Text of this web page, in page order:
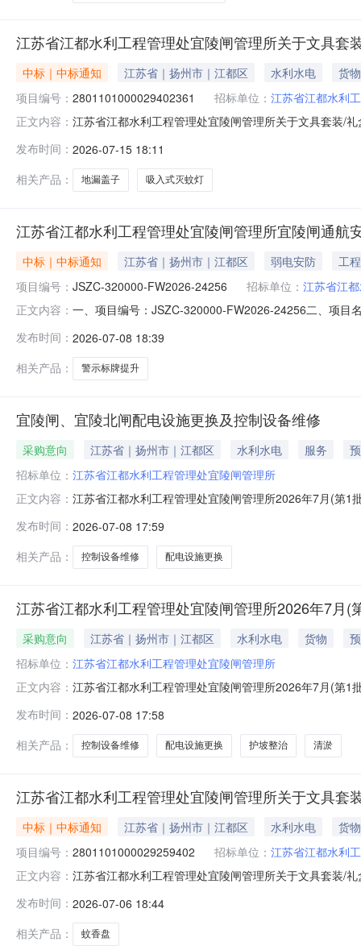
江苏省江都水利工程管理处宜陵闸管理所关于文具套
中标｜中标通知 江苏省｜扬州市｜江都区 水利水电
货物
项目编号： 2801101000029402361 招标单位： 江苏省江都水利
正文内容： 江苏省江都水利工程管理处宜陵闸管理所关于文具套装/
系电话:/采购计划信息：序号采购计划文号信息采购计
发布时间： 2026-07-15 18:11
相关产品：
地漏盖子 吸入式灭蚊灯
江苏省江都水利工程管理处宜陵闸管理所宜陵闸通航
中标｜中标通知 江苏省｜扬州市｜江都区 弱电安防
工程
项目编号： JSZC-320000-FW2026-24256 招标单位： 江苏省江
正文内容： 一、项目编号：JSZC-320000-FW2026-24256二、项目
算：￥9375.0项目地点：宜陵闸评审开始时间：2026-
发布时间： 2026-07-08 18:39
相关产品：
警示标牌提升
宜陵闸、宜陵北闸配电设施更换及控制设备维修
采购意向 江苏省｜扬州市｜江都区 水利水电 服务
招标单位： 江苏省江都水利工程管理处宜陵闸管理所
正文内容： 江苏省江都水利工程管理处宜陵闸管理所2026年7月(第1
宜陵北闸配电设施更换及控制设备维修预算金额：
注：本次公开的采
发布时间： 2026-07-08 17:59
相关产品：
控制设备维修 配电设施更换
江苏省江都水利工程管理处宜陵闸管理所2026年7月(
采购意向 江苏省｜扬州市｜江都区 水利水电 货物
招标单位： 江苏省江都水利工程管理处宜陵闸管理所
正文内容： 江苏省江都水利工程管理处宜陵闸管理所2026年7月(第1
采购是否采购节能产品、环境标志产品备注1宜陵闸、宜
关柜、配电房动力柜、桥头堡动
发布时间： 2026-07-08 17:58
相关产品：
控制设备维修 配电设施更换 护坡整治 清淤
江苏省江都水利工程管理处宜陵闸管理所关于文具套
中标｜中标通知 江苏省｜扬州市｜江都区 水利水电
货物
项目编号： 2801101000029259402 招标单位： 江苏省江都水利
正文内容： 江苏省江都水利工程管理处宜陵闸管理所关于文具套装/
系电话:/采购计划信息：序号采购计划文号信息采购计
发布时间： 2026-07-06 18:44
相关产品：
蚊香盘